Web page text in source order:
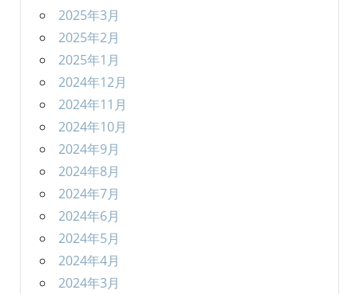
2025年3月
2025年2月
2025年1月
2024年12月
2024年11月
2024年10月
2024年9月
2024年8月
2024年7月
2024年6月
2024年5月
2024年4月
2024年3月